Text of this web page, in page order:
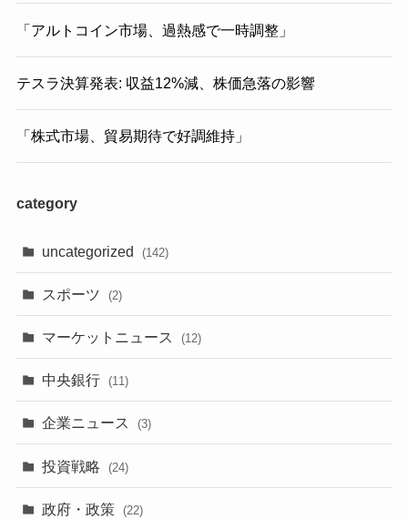
「アルトコイン市場、過熱感で一時調整」
テスラ決算発表: 収益12%減、株価急落の影響
「株式市場、貿易期待で好調維持」
category
uncategorized (142)
スポーツ (2)
マーケットニュース (12)
中央銀行 (11)
企業ニュース (3)
投資戦略 (24)
政府・政策 (22)